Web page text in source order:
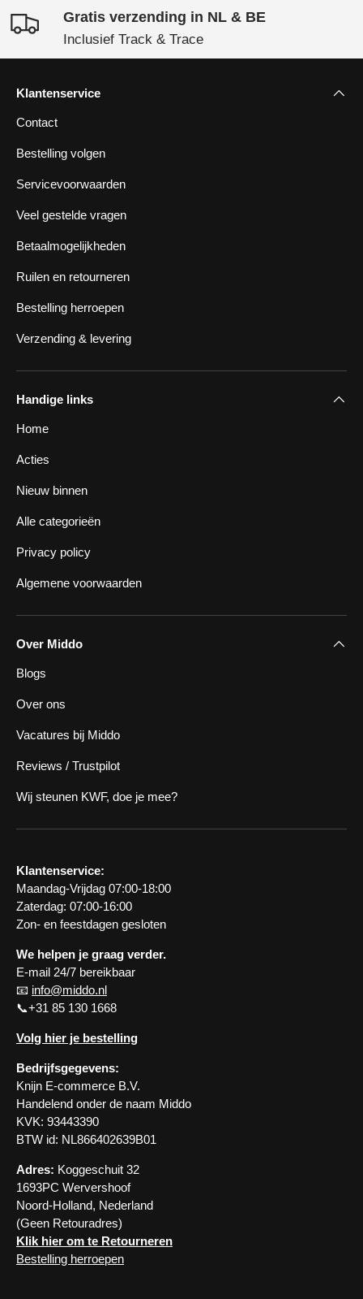
Gratis verzending in NL & BE
Inclusief Track & Trace
Klantenservice
Contact
Bestelling volgen
Servicevoorwaarden
Veel gestelde vragen
Betaalmogelijkheden
Ruilen en retourneren
Bestelling herroepen
Verzending & levering
Handige links
Home
Acties
Nieuw binnen
Alle categorieën
Privacy policy
Algemene voorwaarden
Over Middo
Blogs
Over ons
Vacatures bij Middo
Reviews / Trustpilot
Wij steunen KWF, doe je mee?
Klantenservice:
Maandag-Vrijdag 07:00-18:00
Zaterdag: 07:00-16:00
Zon- en feestdagen gesloten
We helpen je graag verder.
E-mail 24/7 bereikbaar
📧 info@middo.nl
📞+31 85 130 1668
Volg hier je bestelling
Bedrijfsgegevens:
Knijn E-commerce B.V.
Handelend onder de naam Middo
KVK: 93443390
BTW id: NL866402639B01
Adres: Koggeschuit 32
1693PC Wervershoof
Noord-Holland, Nederland
(Geen Retouradres)
Klik hier om te Retourneren
Bestelling herroepen